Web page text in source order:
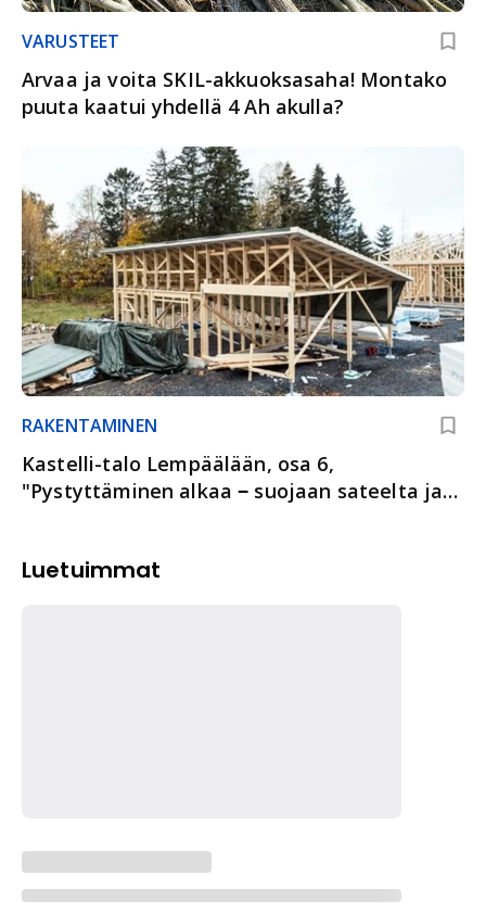
VARUSTEET
Arvaa ja voita SKIL-akkuoksasaha! Montako
puuta kaatui yhdellä 4 Ah akulla?
RAKENTAMINEN
Kastelli-talo Lempäälään, osa 6,
"Pystyttäminen alkaa ‒ suojaan sateelta ja
Luetuimmat